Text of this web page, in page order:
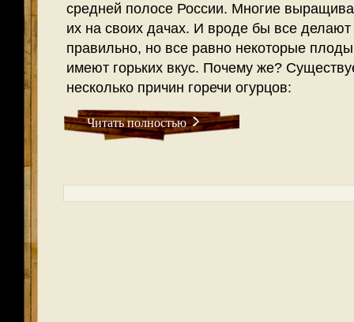
средней полосе России. Многие
их на своих дачах. И вроде бы все делают
правильно, но все равно некоторые плоды
имеют горьких вкус. Почему же?
несколько причин горечи огурцов:
Читать полностью